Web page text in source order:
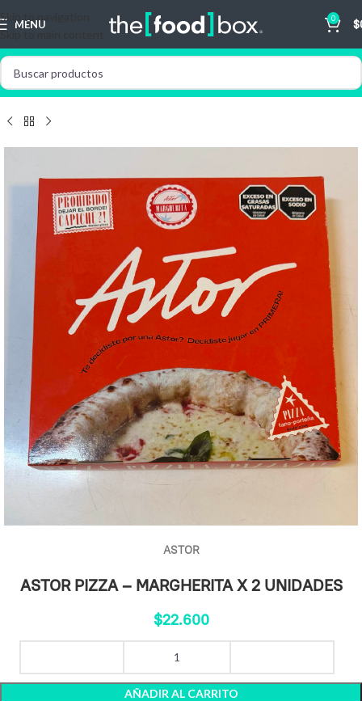
Skip to navigation
Skip to main content
MENU 0 $
ASTOR
ASTOR PIZZA – MARGHERITA X 2 UNIDADES
$22.600
AÑADIR AL CARRITO